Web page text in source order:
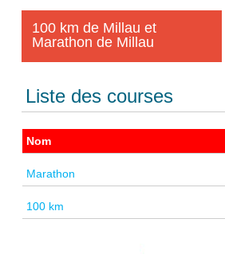
100 km de Millau et
Marathon de Millau
Liste des courses
Nom
Marathon
100 km